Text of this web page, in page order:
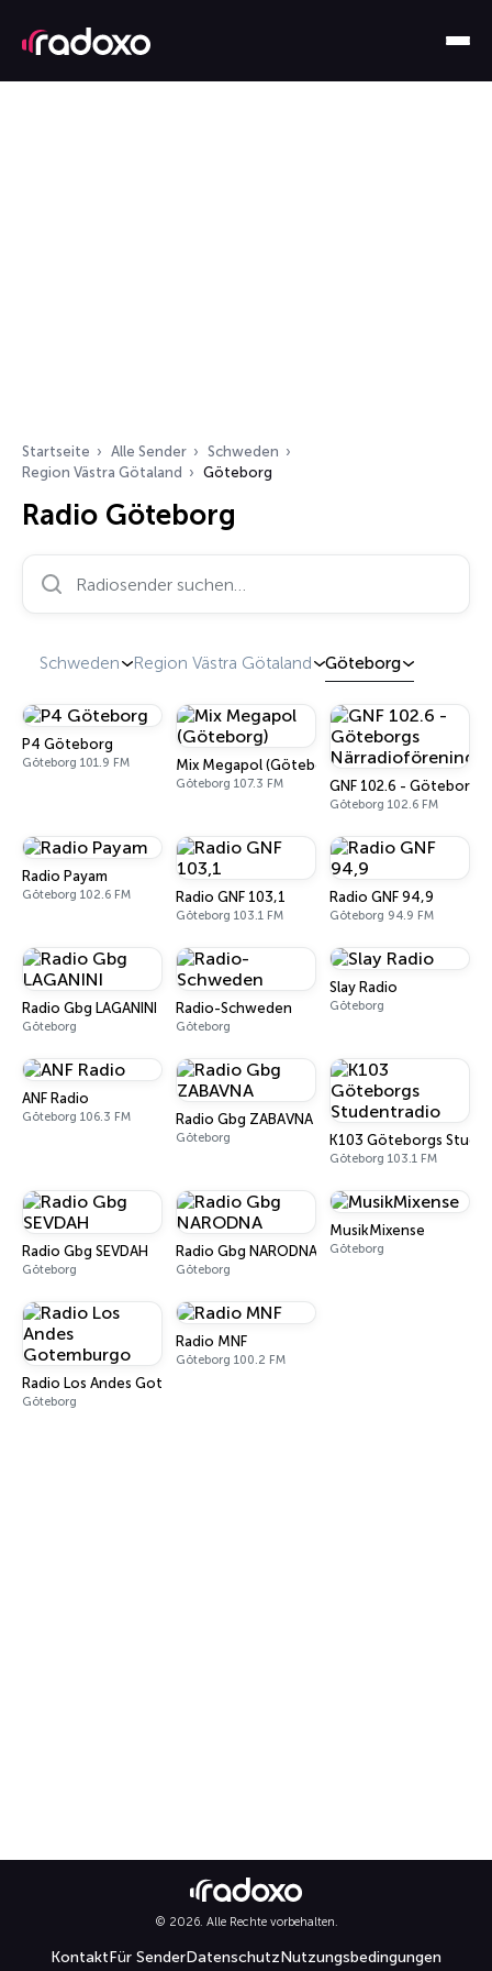
Startseite Alle Sender
Schweden
Region Västra Götaland
Göteborg
Radio Göteborg
Schweden Region Västra Götaland Göteborg
P4 Göteborg
Göteborg 101.9 FM Mix Megapol (Göteborg)
Göteborg 107.3 FM GNF 102.6 -
Göteborg 102.6 FM
Radio Payam
Göteborg 102.6 FM Radio GNF 103,1
Göteborg 103.1 FM
Radio GNF 94,9
Göteborg 94.9 FM
Radio Gbg LAGANINI
Göteborg
Radio-Schweden
Göteborg
Slay Radio
Göteborg
ANF Radio
Göteborg 106.3 FM Radio Gbg ZABAVNA
Göteborg K103 Göteborgs
Göteborg 103.1 FM
Radio Gbg SEVDAH
Göteborg
Radio Gbg NARODNA
Göteborg
MusikMixense
Göteborg
Radio Los Andes Gotemburgo
Göteborg
Radio MNF
Göteborg 100.2 FM
© 2026. Alle Rechte vorbehalten.
KontaktFür SenderDatenschutzNutzungsbedingungen